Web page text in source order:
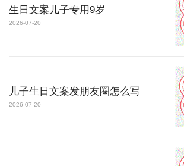
生日文案儿子专用9岁
2026-07-20
儿子生日文案发朋友圈怎么写
2026-07-20